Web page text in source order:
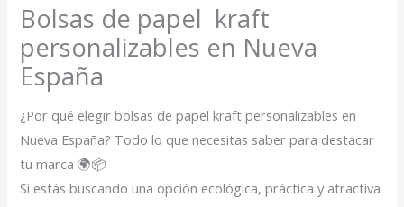
Bolsas de papel kraft
personalizables en Nueva
España
¿Por qué elegir bolsas de papel kraft personalizables en
Nueva España? Todo lo que necesitas saber para destacar
tu marca 🌍📦
Si estás buscando una opción ecológica, práctica y atractiva